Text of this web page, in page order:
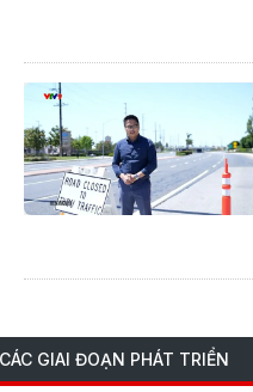
CÁC GIAI ĐOẠN PHÁT TRIỂN